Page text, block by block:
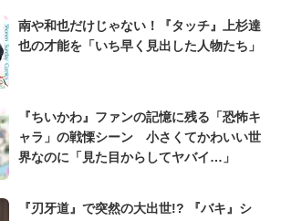
南や和也だけじゃない！『タッチ』上杉達
也の才能を「いち早く見出した人物たち」
『ちいかわ』ファンの記憶に残る「恐怖キ
ャラ」の戦慄シーン 小さくてかわいい世
界なのに「見た目からしてヤバイ…」
『刃牙道』で突然の大出世!? 『バキ』シ